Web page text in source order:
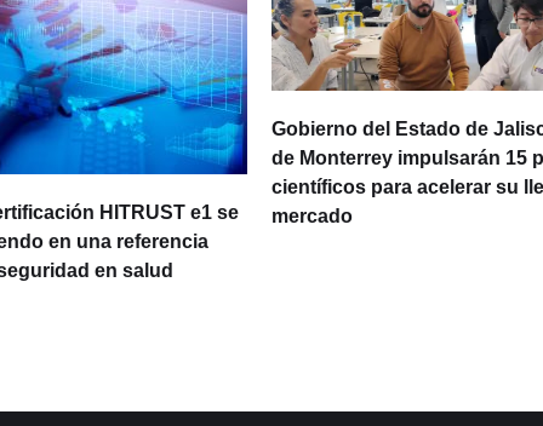
HITRUST e1 se
en una referencia
en salud
Gobierno del Estado de
de Monterrey impulsarán 15
científicos para acelerar su
mercado